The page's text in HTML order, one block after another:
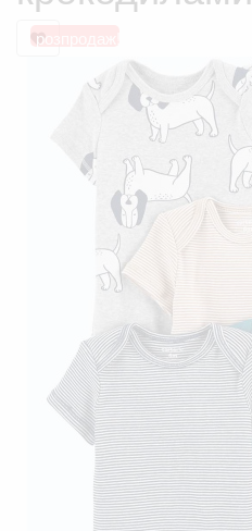
розпродаж!